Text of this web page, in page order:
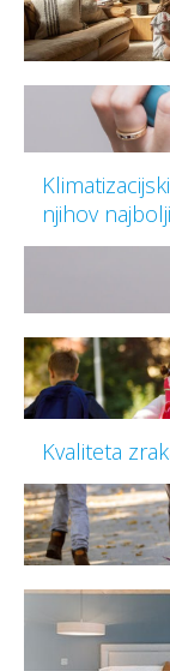
njihov
Kvaliteta